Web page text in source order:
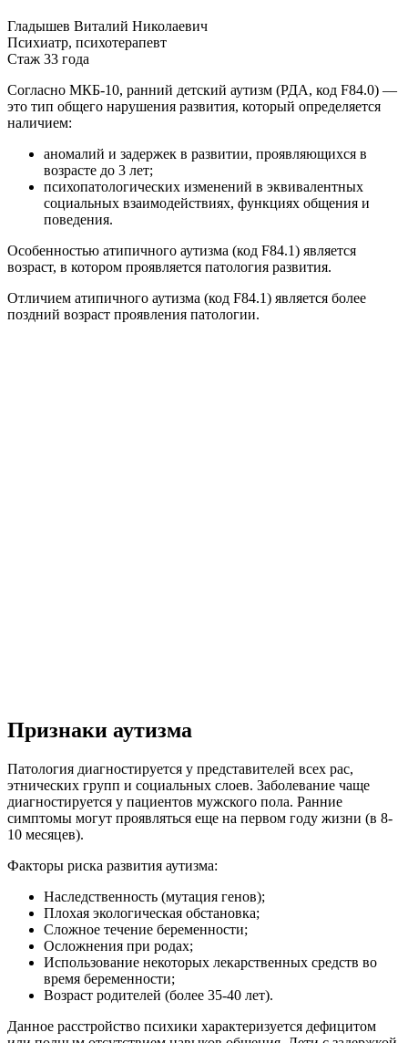
Гладышев Виталий Николаевич
Психиатр, психотерапевт
Стаж 33 года
Согласно МКБ-10, ранний детский аутизм (РДА, код F84.0) —
это тип общего нарушения развития, который определяется
наличием:
аномалий и задержек в развитии, проявляющихся в
возрасте до 3 лет;
психопатологических изменений в эквивалентных
социальных взаимодействиях, функциях общения и
поведения.
Особенностью атипичного аутизма (код F84.1) является
возраст, в котором проявляется патология развития.
Отличием атипичного аутизма (код F84.1) является более
поздний возраст проявления патологии.
Признаки аутизма
Патология диагностируется у представителей всех рас,
этнических групп и социальных слоев. Заболевание чаще
диагностируется у пациентов мужского пола. Ранние
симптомы могут проявляться еще на первом году жизни (в 8-
10 месяцев).
Факторы риска развития аутизма:
Наследственность (мутация генов);
Плохая экологическая обстановка;
Сложное течение беременности;
Осложнения при родах;
Использование некоторых лекарственных средств во
время беременности;
Возраст родителей (более 35-40 лет).
Данное расстройство психики характеризуется дефицитом